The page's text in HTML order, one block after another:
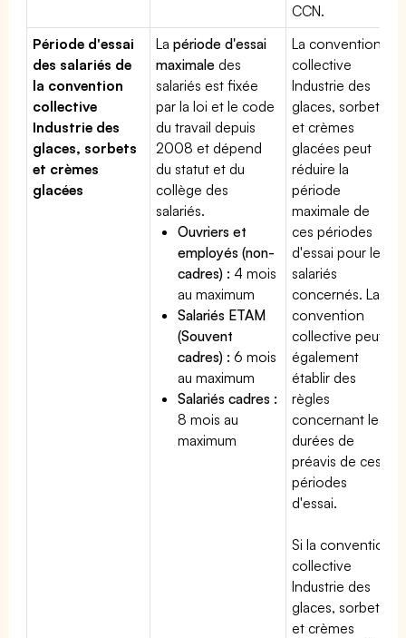
CCN.
Période d'essai
des salariés de
la convention
collective
Industrie des
glaces, sorbets
et crèmes
glacées
Lapériode d'essai
maximale des
salariés est fixée
par la loi et le code
du travail depuis
2008 et dépend
du statut et du
collège des
salariés.
Ouvriers et
employés (non-
cadres) : 4 mois
au maximum
Salariés ETAM
(Souvent
cadres) : 6 mois
au maximum
Salariés cadres :
8 mois au
maximum
La convention
collective
Industrie des
glaces, sorbets
et crèmes
glacées peut
réduire la
période
maximale de
ces périodes
d'essai pour les
salariés
concernés. La
convention
collective peut
également
établir des
règles
concernant les
durées de
préavis de ces
périodes
d'essai.
Si la convention
collective
Industrie des
glaces, sorbets
et crèmes